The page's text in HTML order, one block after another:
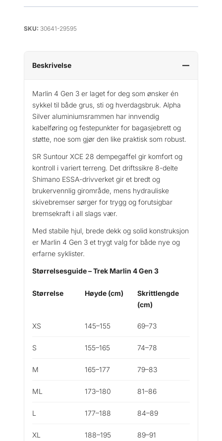
3
0
SKU: 30641-29595
Beskrivelse
Marlin 4 Gen 3 er laget for deg som ønsker én
sykkel til både grus, sti og hverdagsbruk. Alpha
Silver aluminiumsrammen har innvendig
kabelføring og festepunkter for bagasjebrett og
støtte, noe som gjør den like praktisk som robust.
SR Suntour XCE 28 dempegaffel gir komfort og
kontroll i variert terreng. Det driftssikre 8-delte
Shimano ESSA-drivverket gir et bredt og
brukervennlig girområde, mens hydrauliske
skivebremser sørger for trygg og forutsigbar
bremsekraft i all slags vær.
Med stabile hjul, brede dekk og solid konstruksjon
er Marlin 4 Gen 3 et trygt valg for både nye og
erfarne syklister.
Størrelsesguide – Trek Marlin 4 Gen 3
Størrelse Høyde (cm)
Skrittlengde
(cm)
XS 145–155 69–73
S 155–165 74–78
M 165–177 79–83
ML 173–180 81–86
L 177–188 84–89
XL 188–195 89–91